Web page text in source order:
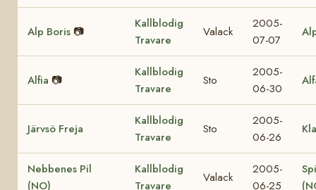
Alp Boris 📷
Kallblodig
Travare
Valack
2005-
07-07
Alfia 📷
Kallblodig
Travare
Sto
2005-
06-30
Järvsö Freja
Kallblodig
Travare
Sto
2005-
06-26
Nebbenes Pil
(NO)
Kallblodig
Travare
Valack
2005-
06-25